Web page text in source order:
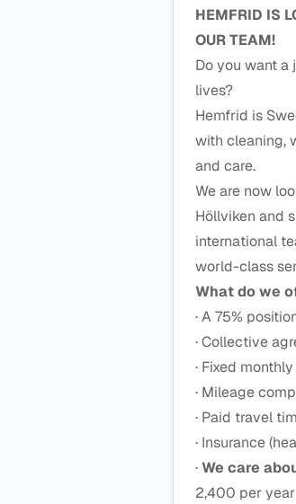
HEMFRID IS
OUR TEAM!
Do you want a
lives?
Hemfrid is
with cleaning,
and care.
We are now
Höllviken and
international
world-class
What do we
· A 75%
· Collective
· Fixed
· Mileage
· Paid travel
· Insurance
·We care
2,400 per year